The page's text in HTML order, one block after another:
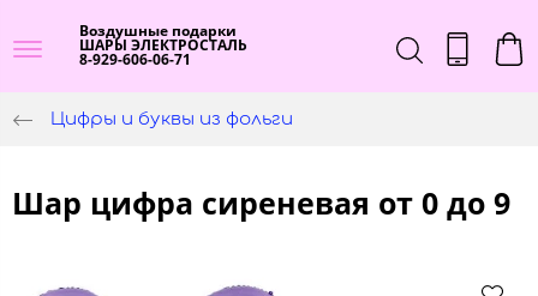
Воздушные подарки
ШАРЫ ЭЛЕКТРОСТАЛЬ
8-929-606-06-71
Цифры и буквы из фольги
Шар цифра сиреневая от 0 до 9